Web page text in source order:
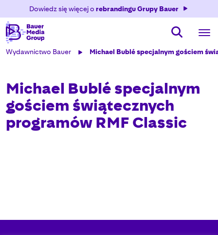
Dowiedz się więcej o rebrandingu Grupy Bauer
Wydawnictwo Bauer Michael Bublé specjalnym gościem
Michael Bublé specjalnym
gościem świątecznych
programów RMF Classic